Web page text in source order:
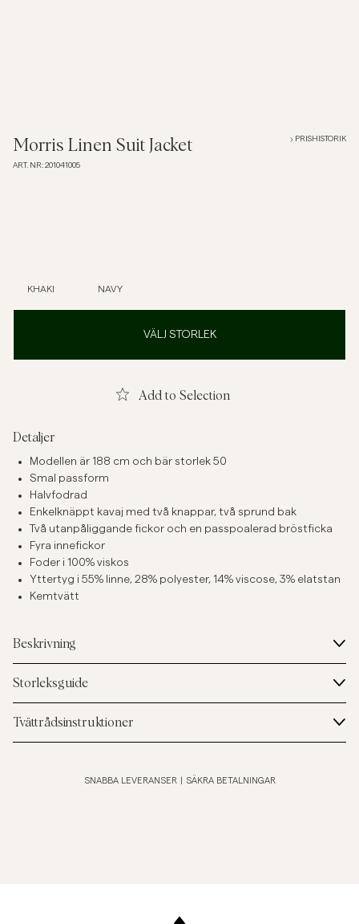
Skjortor
T-shirts
Underkläder
Morris Linen Suit Jacket
ART. NR: 201041005
PRISHISTORIK
KHAKI NAVY
VÄLJ STORLEK
Add to Selection
Detaljer
Modellen är 188 cm och bär storlek 50
Smal passform
Halvfodrad
Enkelknäppt kavaj med två knappar, två sprund bak
Två utanpåliggande fickor och en passpoalerad bröstficka
Fyra innefickor
Foder i 100% viskos
Yttertyg i 55% linne, 28% polyester, 14% viscose, 3% elatstan
Kemtvätt
Beskrivning
Storleksguide
Tvättrådsinstruktioner
SNABBA LEVERANSER SÄKRA BETALNINGAR